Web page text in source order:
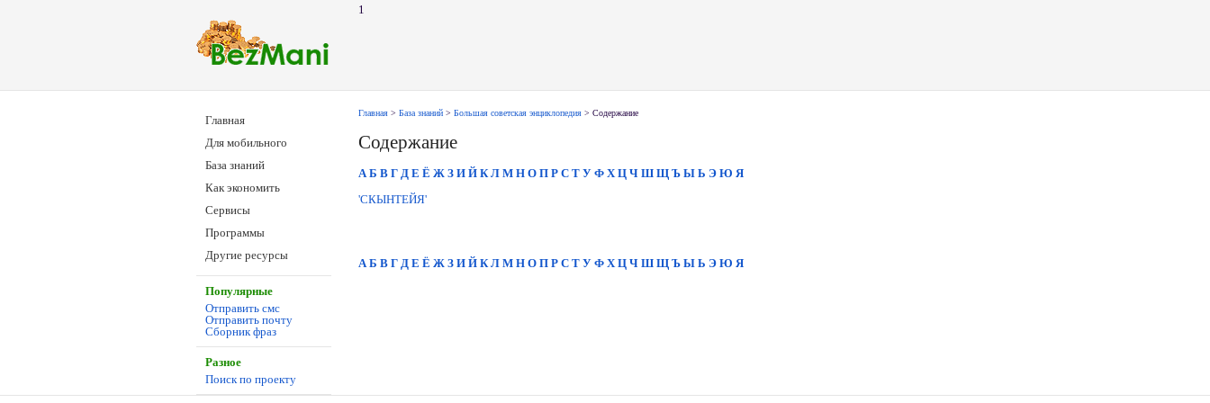
1
Главная
Для мобильного
База знаний
Как экономить
Сервисы
Программы
Другие ресурсы
Популярные
Отправить смс
Отправить почту
Сборник фраз
Разное
Поиск по проекту
Главная > База знаний > Большая советская энциклопедия > Содержание
Содержание
А Б В Г Д Е Ё Ж З И Й К Л М Н О П Р С Т У Ф Х Ц Ч Ш Щ Ъ Ы Ь Э Ю Я
'СКЫНТЕЙЯ'
А Б В Г Д Е Ё Ж З И Й К Л М Н О П Р С Т У Ф Х Ц Ч Ш Щ Ъ Ы Ь Э Ю Я